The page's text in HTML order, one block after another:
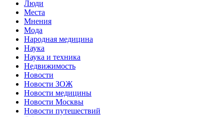
Люди
Места
Мнения
Мода
Народная медицина
Наука
Наука и техника
Недвижимость
Новости
Новости ЗОЖ
Новости медицины
Новости Москвы
Новости путешествий